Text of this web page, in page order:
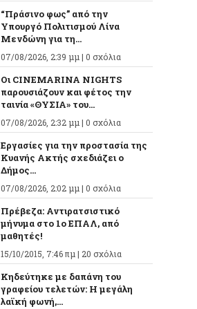
“Πράσινο φως” από την
Υπουργό Πολιτισμού Λίνα
Μενδώνη για τη...
07/08/2026, 2:39 μμ | 0 σχόλια
Οι CINEMARINA NIGHTS
παρουσιάζουν και φέτος την
ταινία «ΘΥΣΙΑ» του...
07/08/2026, 2:32 μμ | 0 σχόλια
Εργασίες για την προστασία της
Κυανής Ακτής σχεδιάζει ο
Δήμος...
07/08/2026, 2:02 μμ | 0 σχόλια
Πρέβεζα: Αντιρατσιστικό
μήνυμα στο 1ο ΕΠΑΛ, από
μαθητές!
15/10/2015, 7:46 πμ | 20 σχόλια
Κηδεύτηκε με δαπάνη του
γραφείου τελετών: Η μεγάλη
λαϊκή φωνή,...